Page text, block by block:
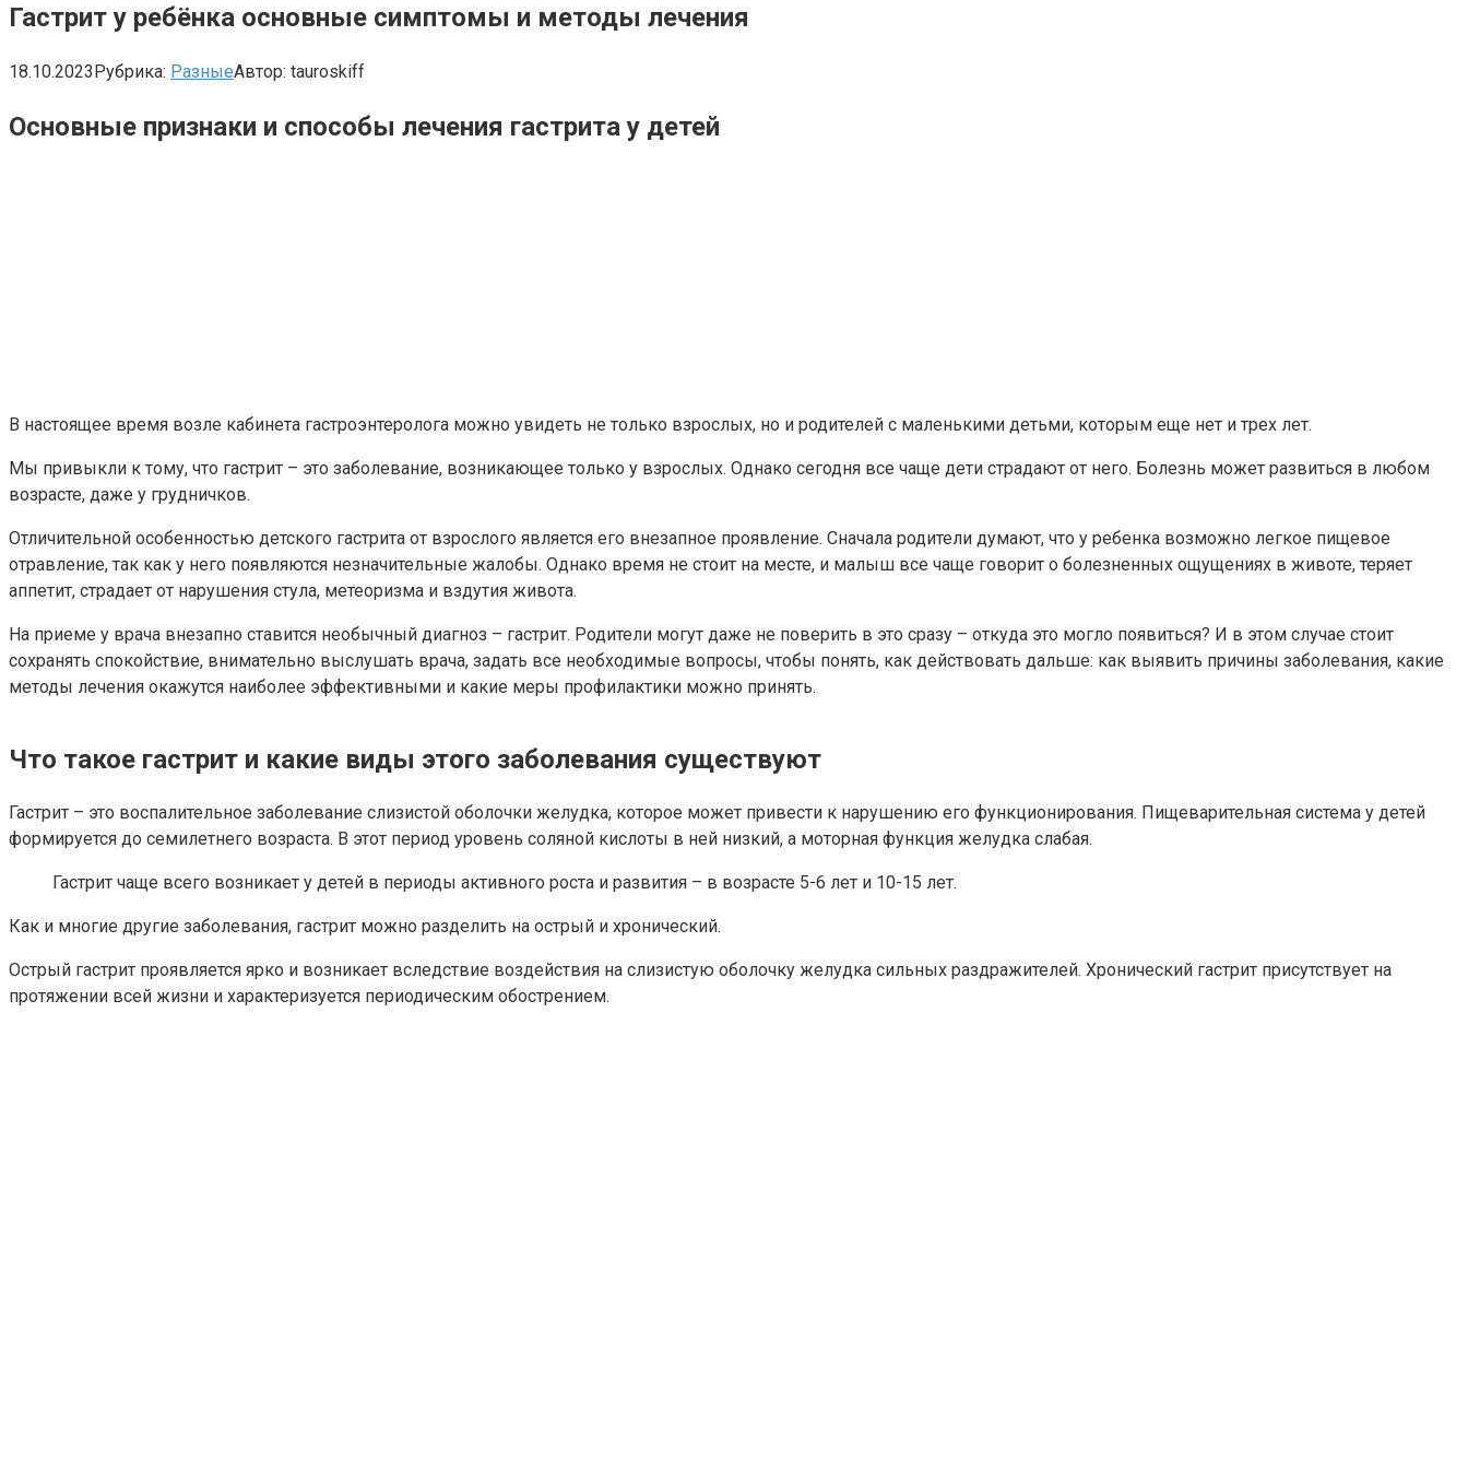
Гастрит у ребёнка основные симптомы и методы лечения
18.10.2023Рубрика: РазныеАвтор: tauroskiff
Основные признаки и способы лечения гастрита у детей
В настоящее время возле кабинета гастроэнтеролога можно увидеть не только взрослых, но и родителей с маленькими детьми, которым еще нет и трех лет.
Мы привыкли к тому, что гастрит – это заболевание, возникающее только у взрослых. Однако сегодня все чаще дети страдают от него. Болезнь может развиться в любом
возрасте, даже у грудничков.
Отличительной особенностью детского гастрита от взрослого является его внезапное проявление. Сначала родители думают, что у ребенка возможно легкое пищевое
отравление, так как у него появляются незначительные жалобы. Однако время не стоит на месте, и малыш все чаще говорит о болезненных ощущениях в животе, теряет
аппетит, страдает от нарушения стула, метеоризма и вздутия живота.
На приеме у врача внезапно ставится необычный диагноз – гастрит. Родители могут даже не поверить в это сразу – откуда это могло появиться? И в этом случае стоит
сохранять спокойствие, внимательно выслушать врача, задать все необходимые вопросы, чтобы понять, как действовать дальше: как выявить причины заболевания, какие
методы лечения окажутся наиболее эффективными и какие меры профилактики можно принять.
Что такое гастрит и какие виды этого заболевания существуют
Гастрит – это воспалительное заболевание слизистой оболочки желудка, которое может привести к нарушению его функционирования. Пищеварительная система у детей
формируется до семилетнего возраста. В этот период уровень соляной кислоты в ней низкий, а моторная функция желудка слабая.
Гастрит чаще всего возникает у детей в периоды активного роста и развития – в возрасте 5-6 лет и 10-15 лет.
Как и многие другие заболевания, гастрит можно разделить на острый и хронический.
Острый гастрит проявляется ярко и возникает вследствие воздействия на слизистую оболочку желудка сильных раздражителей. Хронический гастрит присутствует на
протяжении всей жизни и характеризуется периодическим обострением.